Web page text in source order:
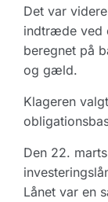
Det var
indtræde ved
beregnet på
og gæld.
Klageren
Den 22.
Lånet var en